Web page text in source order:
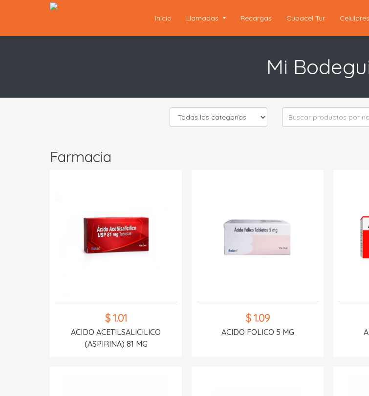
Inicio Llamadas Recargas Cubacel Tur Celulares
Mi
Farmacia
$ 1.01
ACIDO ACETILSALICILICO
(ASPIRINA) 81 MG
$ 1.09
ACIDO FOLICO 5 MG